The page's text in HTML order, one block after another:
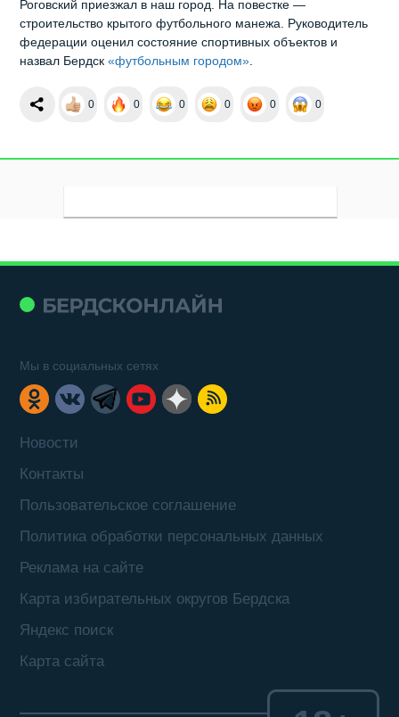
Роговский приезжал в наш город. На повестке —
строительство крытого футбольного манежа. Руководитель
федерации оценил состояние спортивных объектов и
назвал Бердск«футбольным городом».
0 0 0 0 0 0
Новости
Контакты
Пользовательское соглашение
Политика обработки персональных данных
Реклама на сайте
Карта избирательных округов Бердска
Яндекс поиск
Карта сайта
Мы в социальных сетях